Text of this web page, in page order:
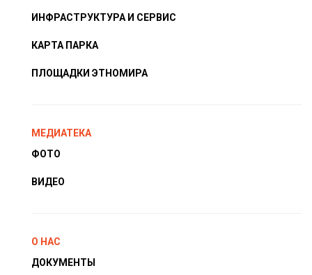
ИНФРАСТРУКТУРА И СЕРВИС
КАРТА ПАРКА
ПЛОЩАДКИ ЭТНОМИРА
МЕДИАТЕКА
ФОТО
ВИДЕО
О НАС
ДОКУМЕНТЫ